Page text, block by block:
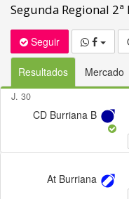
Segunda Regional 2ª
Seguir
Resultados Mercado
J. 30
CD Burriana B
At Burriana